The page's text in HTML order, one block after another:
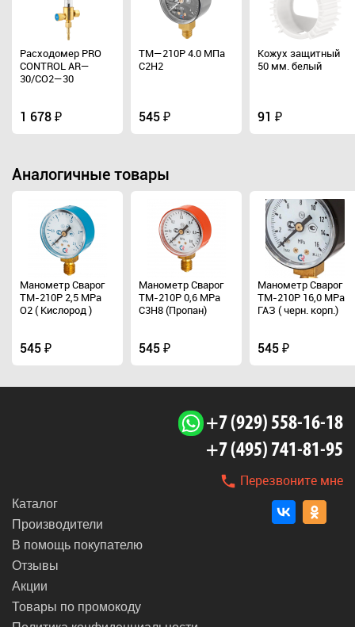
Расходомер PRO
CONTROL AR—
30/CO2—30
1 678 ₽
ТМ—210Р 4.0 МПа
С2Н2
545 ₽
Кожух защитный
50 мм. белый
91 ₽
Аналогичные товары
Манометр Сварог
ТМ-210Р 2,5 МРа
О2 ( Кислород )
545 ₽
Манометр Сварог
ТМ-210Р 0,6 МРа
С3Н8 (Пропан)
545 ₽
Манометр Сварог
ТМ-210Р 16,0 МРа
ГАЗ ( черн. корп.)
545 ₽
+7 (929) 558-16-18
+7 (495) 741-81-95
Перезвоните мне
Каталог
Производители
В помощь покупателю
Отзывы
Акции
Товары по промокоду